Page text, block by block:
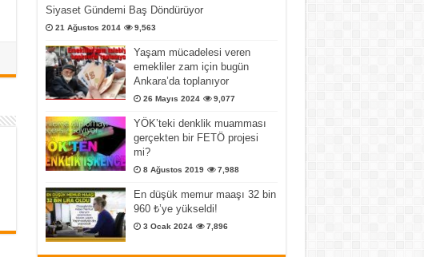
Siyaset Gündemi Baş Döndürüyor
21 Ağustos 2014 9,563
Yaşam mücadelesi veren
emekliler zam için bugün
Ankara’da toplanıyor
26 Mayıs 2024 9,077
YÖK’teki denklik muamması
gerçekten bir FETÖ projesi
mi?
8 Ağustos 2019 7,988
En düşük memur maaşı 32 bin
960 ₺’ye yükseldi!
3 Ocak 2024 7,896